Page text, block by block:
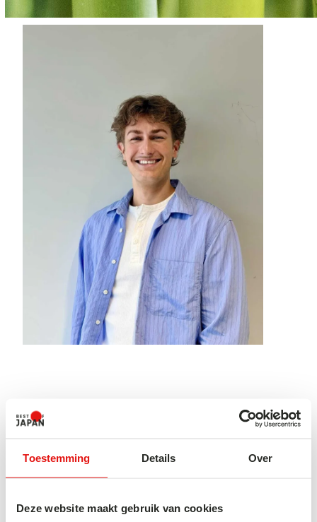
Toestemming Details Over
Deze website maakt gebruik van cookies
FACT
Verloofd in Japan!